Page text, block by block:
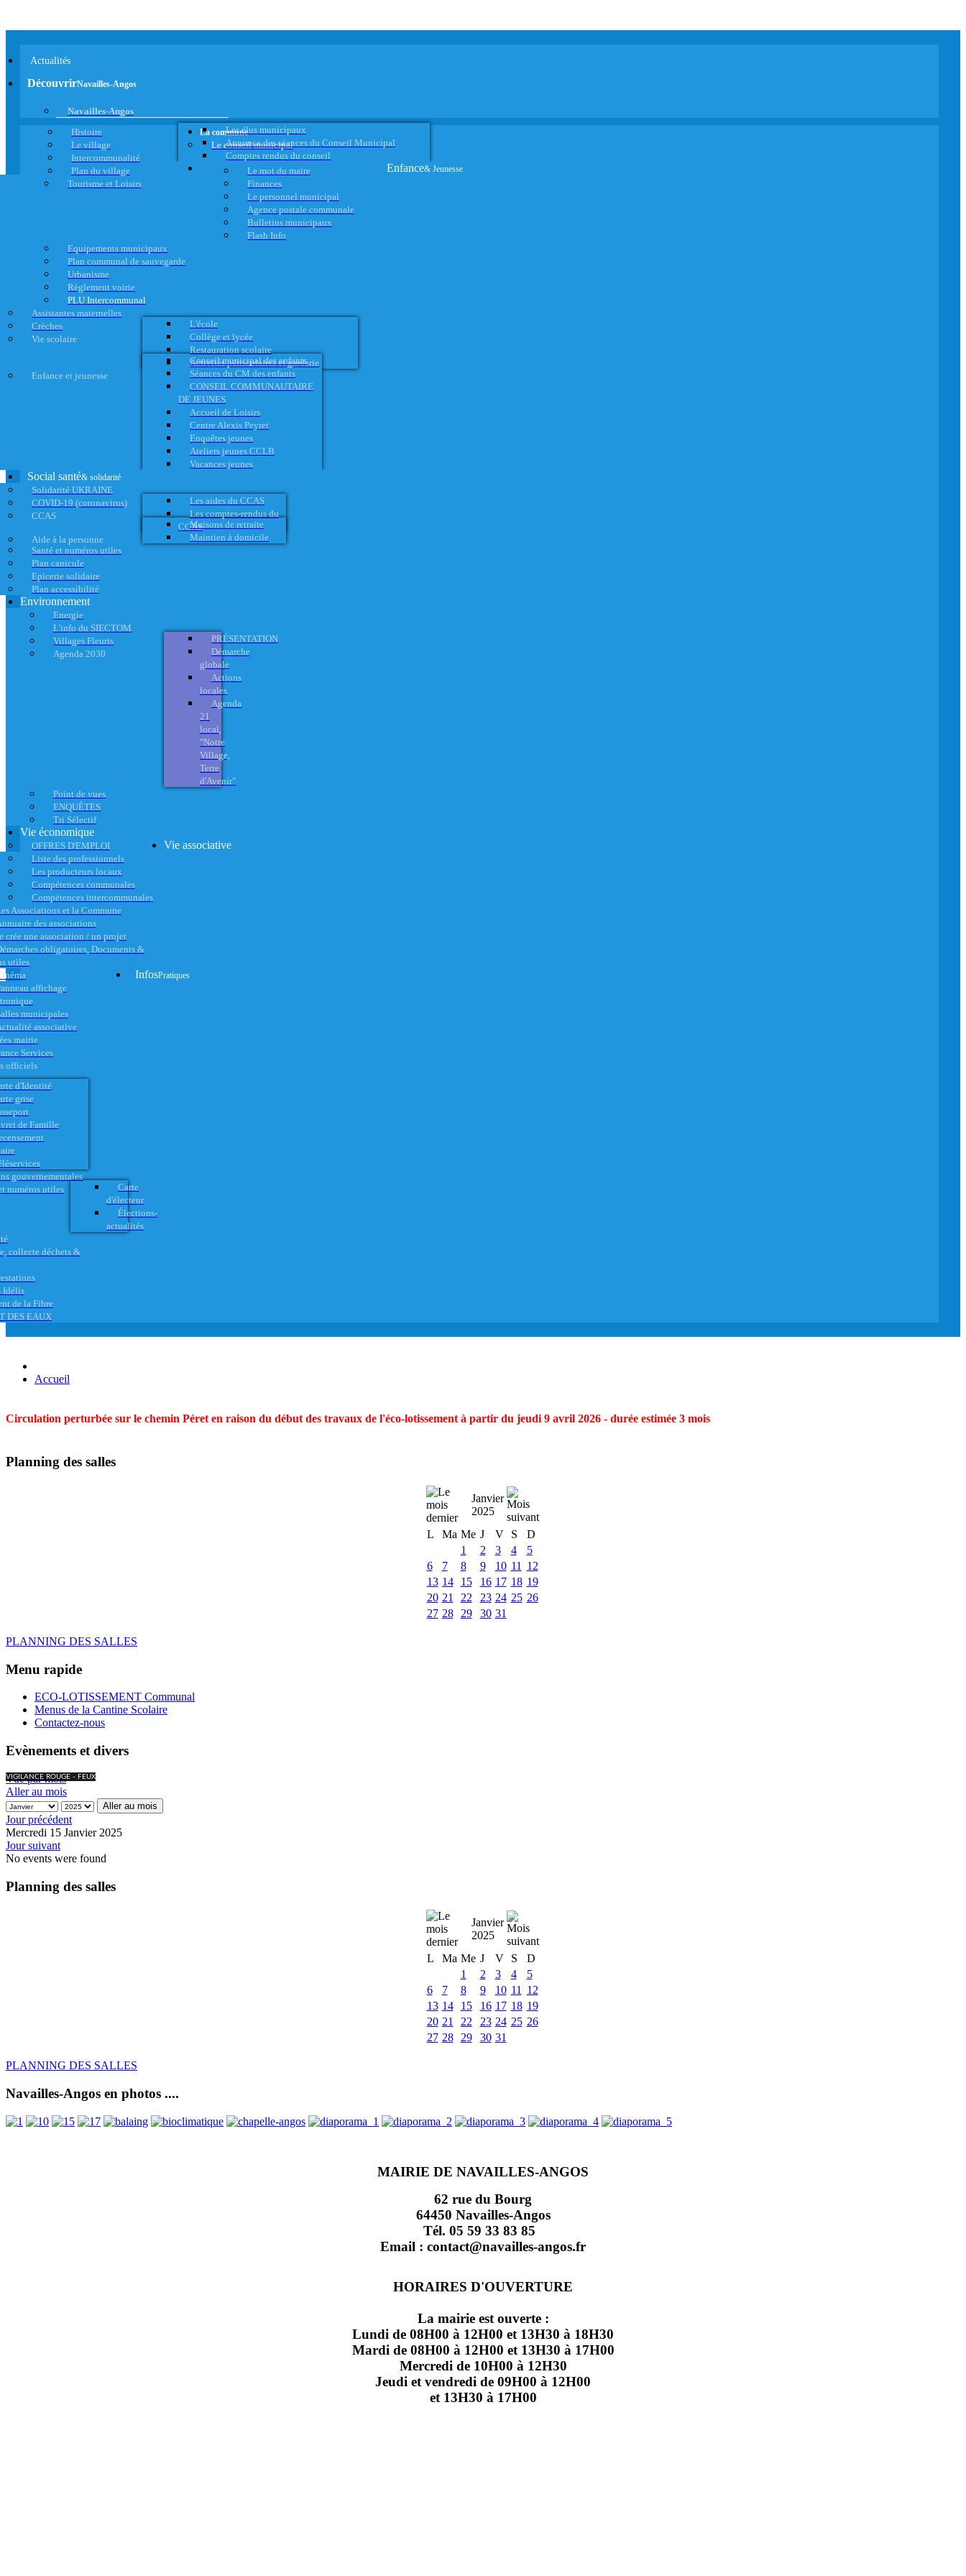
Actualités
DécouvrirNavailles-Angos
Navailles-Angos
Histoire
Le village
Intercommunalité
Plan du village
Tourisme et Loisirs
La commune
Le conseil municipal
Les élus municipaux
Annonce des séances du Conseil Municipal
Comptes rendus du conseil
Le mot du maire
Finances
Le personnel municipal
Agence postale communale
Bulletins municipaux
Flash Info
Equipements municipaux
Plan communal de sauvegarde
Urbanisme
Règlement voirie
PLU Intercommunal
Enfance& Jeunesse
Assistantes maternelles
Crèches
Vie scolaire
L'école
Collège et lycée
Restauration scolaire
Activités périscolaires et garderie
Enfance et jeunesse
Conseil municipal des enfants
Séances du CM des enfants
CONSEIL COMMUNAUTAIRE
DE JEUNES
Accueil de Loisirs
Centre Alexis Peyret
Enquêtes jeunes
Ateliers jeunes CCLB
Vacances jeunes
Social santé& solidarité
Solidarité UKRAINE
COVID-19 (coronavirus)
CCAS
Les aides du CCAS
Les comptes-rendus du
CCAS
Aide à la personne
Maisons de retraite
Maintien à domicile
Santé et numéros utiles
Plan canicule
Epicerie solidaire
Plan accessibilité
Environnement
Energie
L'info du SIECTOM
Villages Fleuris
Agenda 2030
PRÉSENTATION
Démarche
globale
Actions
locales
Agenda
21
local,
"Notre
Village,
Terre
d'Avenir"
Point de vues
ENQUÊTES
Tri Sélectif
Vie économique
OFFRES D'EMPLOI
Liste des professionnels
Les producteurs locaux
Compétences communales
Compétences intercommunales
Vie associative
Associations et la Commune
des associations
crée une association / un projet
obligatoires, Documents &
utiles
affichage
municipales
associative
InfosPratiques
mairie
Services
officiels
d'Identité
grise
de Famille
gouvernementales
numéros utiles
Carte
d'électeur
Élections-
actualités
collecte déchets &
Idélis
de la Fibre
DES EAUX
Accueil
Circulation perturbée sur le chemin Péret en raison du début des travaux de l'éco-lotissement à partir du jeudi 9 avril 2026 - durée estimée 3 mois
Planning des salles
Janvier
2025
L
Ma Me J V S
D
1
2 3 4
5
6
7 8 9 10 11
12
13 14 15 16 17 18 19
20 21 22 23 24 25 26
27 28 29 30 31
PLANNING DES SALLES
Menu rapide
ECO-LOTISSEMENT Communal
Menus de la Cantine Scolaire
Contactez-nous
Evènements et divers
VIGILANCE ROUGE - FEUX
Vue par mois
Aller au mois
Aller au mois
Jour précédent
Mercredi 15 Janvier 2025
Jour suivant
No events were found
Planning des salles
Janvier
2025
L
Ma Me J V S
D
1
2 3 4
5
6
7 8 9 10 11
12
13 14 15 16 17 18 19
20 21 22 23 24 25 26
27 28 29 30 31
PLANNING DES SALLES
Navailles-Angos en photos ....
MAIRIE DE NAVAILLES-ANGOS
62 rue du Bourg
64450 Navailles-Angos
Tél. 05 59 33 83 85
Email : contact@navailles-angos.fr
HORAIRES D'OUVERTURE
La mairie est ouverte :
Lundi de 08H00 à 12H00 et 13H30 à 18H30
Mardi de 08H00 à 12H00 et 13H30 à 17H00
Mercredi de 10H00 à 12H30
Jeudi et vendredi de 09H00 à 12H00
et 13H30 à 17H00